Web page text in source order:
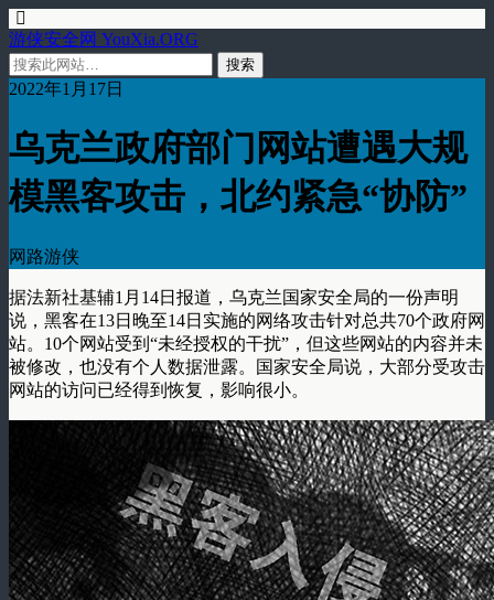
游侠安全网 YouXia.ORG
2022年1月17日
乌克兰政府部门网站遭遇大规
模黑客攻击，北约紧急“协防”
网路游侠
据法新社基辅1月14日报道，乌克兰国家安全局的一份声明
说，黑客在13日晚至14日实施的网络攻击针对总共70个政府网
站。10个网站受到“未经授权的干扰”，但这些网站的内容并未
被修改，也没有个人数据泄露。国家安全局说，大部分受攻击
网站的访问已经得到恢复，影响很小。